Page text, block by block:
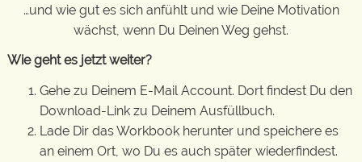
…und wie gut es sich anfühlt und wie Deine Motivation
wächst, wenn Du Deinen Weg gehst.
Wie geht es jetzt weiter?
Gehe zu Deinem E-Mail Account. Dort findest Du den
Download-Link zu Deinem Ausfüllbuch.
Lade Dir das Workbook herunter und speichere es
an einem Ort, wo Du es auch später wiederfindest.